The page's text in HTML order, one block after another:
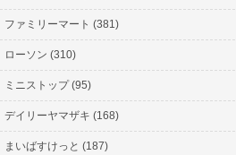
ファミリーマート (381)
ローソン (310)
ミニストップ (95)
デイリーヤマザキ (168)
まいばすけっと (187)